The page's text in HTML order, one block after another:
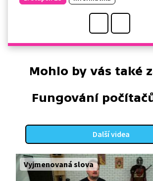
Mohlo by vás také
Fungování
Další videa
Vyjmenovaná slova